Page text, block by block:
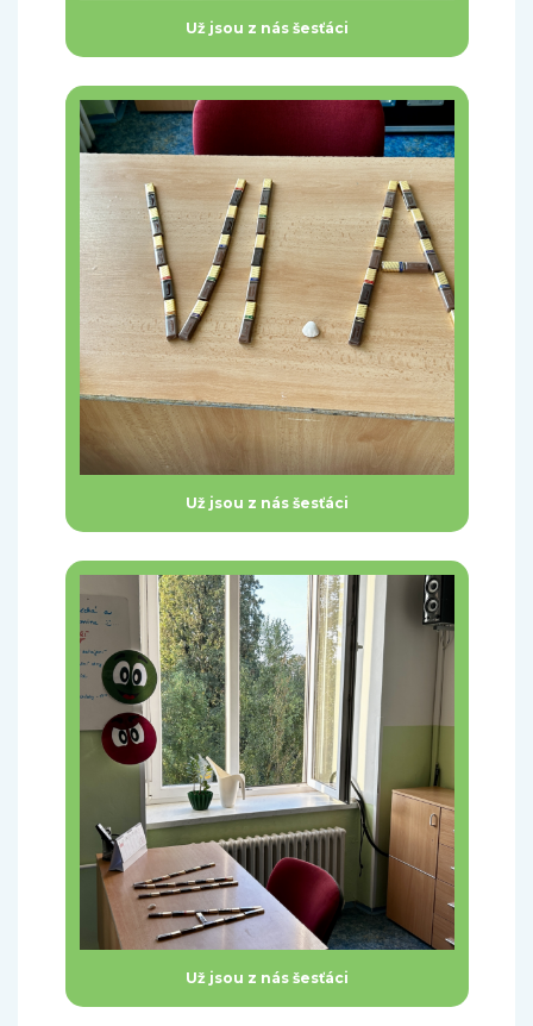
Už jsou z nás šesťáci
Už jsou z nás šesťáci
Už jsou z nás šesťáci